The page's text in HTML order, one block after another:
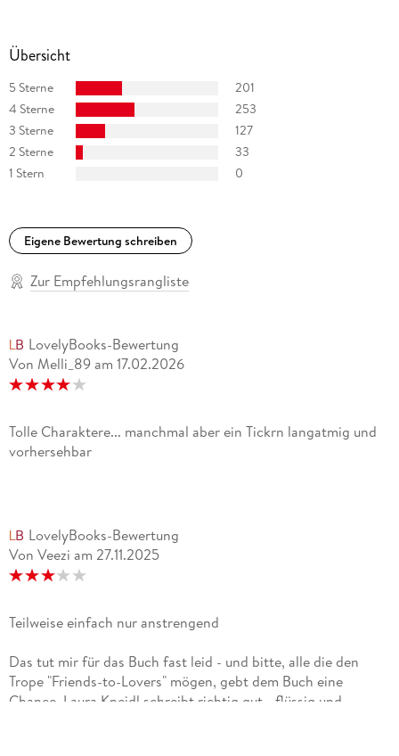
Übersicht
5 Sterne
201
4 Sterne
253
3 Sterne
127
2 Sterne
33
1 Stern
0
Eigene Bewertung schreiben
Zur Empfehlungsrangliste
LovelyBooks-Bewertung
Von Melli_89 am 17.02.2026
Tolle Charaktere... manchmal aber ein Tickrn langatmig und
vorhersehbar
LovelyBooks-Bewertung
Von Veezi am 27.11.2025
Teilweise einfach nur anstrengend
Das tut mir für das Buch fast leid - und bitte, alle die den
Trope "Friends-to-Lovers" mögen, gebt dem Buch eine
Chance. Laura Kneidl schreibt richtig gut - flüssig und